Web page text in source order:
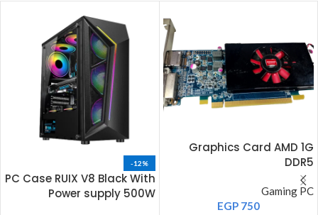
Graphics Card AMD 1G
DDR5
Gaming PC
EGP 750
-12%
PC Case RUIX V8 Black With
Power supply 500W